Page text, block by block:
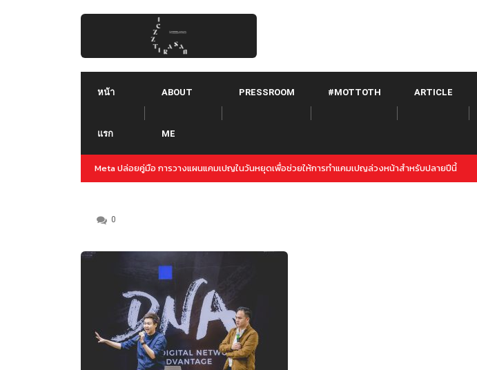
หน้า
แรก
ABOUT
ME
PRESSROOM #MOTTOTH ARTICLE
ปญล่วงหน้าสำหรับปลายปีนี้Threads คืออะไร ใช้ยังไง :: Threads คู่แข่งใหม่ของ Twitter จาก META เปิดตัวภายใต้
Instagram
0